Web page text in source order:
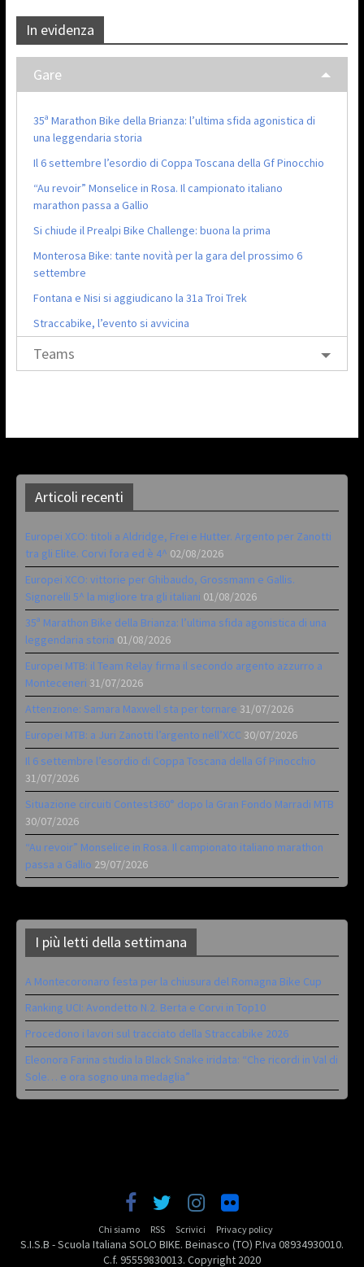
In evidenza
Gare
35ª Marathon Bike della Brianza: l’ultima sfida agonistica di
una leggendaria storia
Il 6 settembre l’esordio di Coppa Toscana della Gf Pinocchio
“Au revoir” Monselice in Rosa. Il campionato italiano
marathon passa a Gallio
Si chiude il Prealpi Bike Challenge: buona la prima
Monterosa Bike: tante novità per la gara del prossimo 6
settembre
Fontana e Nisi si aggiudicano la 31a Troi Trek
Straccabike, l’evento si avvicina
Teams
Articoli recenti
Europei XCO: titoli a Aldridge, Frei e Hutter. Argento per Zanotti
tra gli Elite. Corvi fora ed è 4^ 02/08/2026
Europei XCO: vittorie per Ghibaudo, Grossmann e Gallis.
Signorelli 5^ la migliore tra gli italiani 01/08/2026
35ª Marathon Bike della Brianza: l’ultima sfida agonistica di una
leggendaria storia 01/08/2026
Europei MTB: il Team Relay firma il secondo argento azzurro a
Monteceneri 31/07/2026
Attenzione: Samara Maxwell sta per tornare 31/07/2026
Europei MTB: a Juri Zanotti l’argento nell’XCC 30/07/2026
Il 6 settembre l’esordio di Coppa Toscana della Gf Pinocchio
31/07/2026
Situazione circuiti Contest360° dopo la Gran Fondo Marradi MTB
30/07/2026
“Au revoir” Monselice in Rosa. Il campionato italiano marathon
passa a Gallio 29/07/2026
I più letti della settimana
A Montecoronaro festa per la chiusura del Romagna Bike Cup
Ranking UCI: Avondetto N.2. Berta e Corvi in Top10
Procedono i lavori sul tracciato della Straccabike 2026
Eleonora Farina studia la Black Snake iridata: “Che ricordi in Val di
Sole… e ora sogno una medaglia”
Chi siamo RSS Scrivici Privacy policy
S.I.S.B - Scuola Italiana SOLO BIKE. Beinasco (TO) P.Iva 08934930010.
C.f. 95559830013. Copyright 2020